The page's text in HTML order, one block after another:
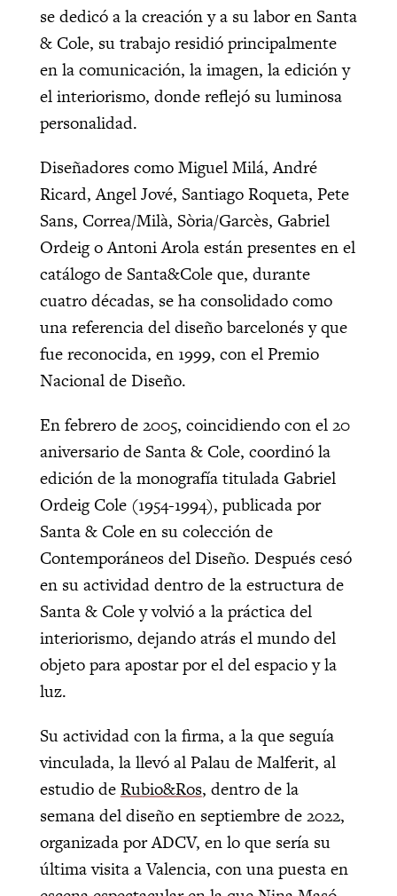
se dedicó a la creación y a su labor en Santa
& Cole, su trabajo residió principalmente
en la comunicación, la imagen, la edición y
el interiorismo, donde reflejó su luminosa
personalidad.
Diseñadores como Miguel Milá, André
Ricard, Angel Jové, Santiago Roqueta, Pete
Sans, Correa/Milà, Sòria/Garcès, Gabriel
Ordeig o Antoni Arola están presentes en el
catálogo de Santa&Cole que, durante
cuatro décadas, se ha consolidado como
una referencia del diseño barcelonés y que
fue reconocida, en 1999, con el Premio
Nacional de Diseño.
En febrero de 2005, coincidiendo con el 20
aniversario de Santa & Cole, coordinó la
edición de la monografía titulada Gabriel
Ordeig Cole (1954-1994), publicada por
Santa & Cole en su colección de
Contemporáneos del Diseño. Después cesó
en su actividad dentro de la estructura de
Santa & Cole y volvió a la práctica del
interiorismo, dejando atrás el mundo del
objeto para apostar por el del espacio y la
luz.
Su actividad con la firma, a la que seguía
vinculada, la llevó al Palau de Malferit, al
estudio deRubio&Ros, dentro de la
semana del diseño en septiembre de 2022,
organizada por ADCV, en lo que sería su
última visita a Valencia, con una puesta en